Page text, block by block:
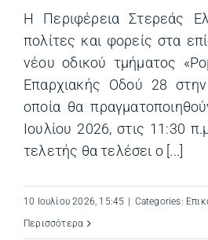
Η Περιφέρεια Στερεάς
πολίτες και φορείς στα
νέου οδικού τμήματος
Επαρχιακής Οδού 28
οποία θα
Ιουλίου 2026, στις 11:30
τελετής θα τελέσει ο [...]
10 Ιουλίου 2026, 15:45 Categories:
Περισσότερα